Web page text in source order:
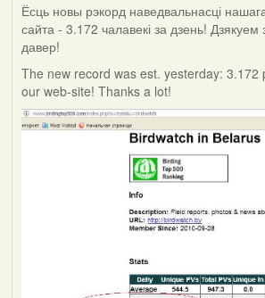
Ёсць новы рэкорд наведвальнасці
сайта - 3.172 чалавекі за дзень! Дзякуем
давер!
The new record was est. yesterday: 3.172
our web-site! Thanks a lot!